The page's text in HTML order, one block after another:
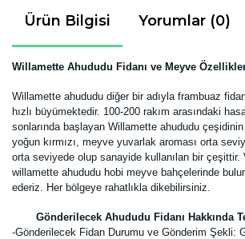
Ürün Bilgisi Yorumlar (0)
Willamette Ahududu Fidanı ve Meyve
Willamette ahududu diğer bir adıyla frambuaz
hızlı büyümektedir. 100-200 rakım arasındaki
sonlarında başlayan Willamette ahududu
yoğun kırmızı, meyve yuvarlak aroması orta
orta seviyede olup sanayide kullanılan bir çeşittir.
willamette ahududu hobi meyve bahçelerinde
ederiz. Her bölgeye rahatlıkla dikebilirsiniz.
Gönderilecek Ahududu Fidanı Hakkında
-Gönderilecek Fidan Durumu ve Gönderim Şekli: